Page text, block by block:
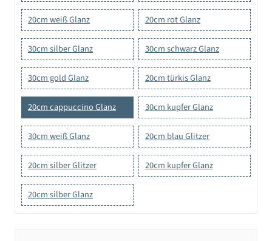
20cm weiß Glanz 20cm rot Glanz
30cm silber Glanz 30cm schwarz Glanz
30cm gold Glanz 20cm türkis Glanz
20cm cappuccino Glanz 30cm kupfer Glanz
30cm weiß Glanz 20cm blau Glitzer
20cm silber Glitzer 20cm kupfer Glanz
20cm silber Glanz